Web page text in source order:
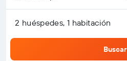
2 huéspedes, 1 habitación
Buscar